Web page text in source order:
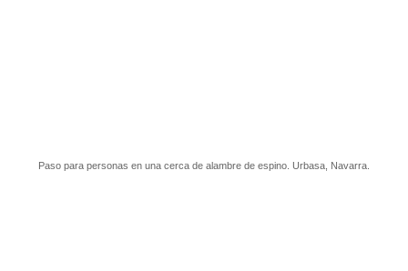
Paso para personas en una cerca de alambre de espino. Urbasa, Navarra.